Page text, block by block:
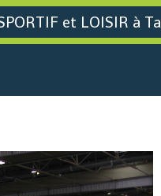
et LOISIR à